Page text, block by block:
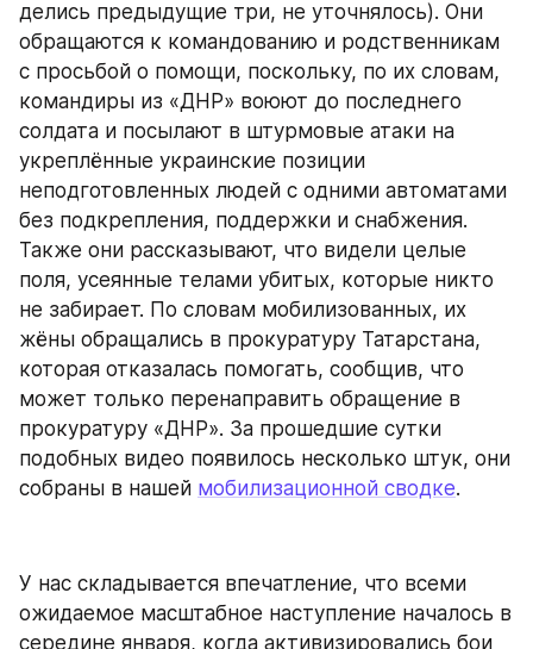
делись предыдущие три, не уточнялось). Они
обращаются к командованию и родственникам
с просьбой о помощи, поскольку, по их словам,
командиры из «ДНР» воюют до последнего
солдата и посылают в штурмовые атаки на
укреплённые украинские позиции
неподготовленных людей с одними автоматами
без подкрепления, поддержки и снабжения.
Также они рассказывают, что видели целые
поля, усеянные телами убитых, которые никто
не забирает. По словам мобилизованных, их
жёны обращались в прокуратуру Татарстана,
которая отказалась помогать, сообщив, что
может только перенаправить обращение в
прокуратуру «ДНР». За прошедшие сутки
подобных видео появилось несколько штук, они
собраны в нашей мобилизационной сводке.
У нас складывается впечатление, что всеми
ожидаемое масштабное наступление началось в
середине января, когда активизировались бои